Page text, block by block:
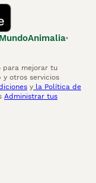
MundoAnimalia
para mejorar tu
y otros servicios
y la Política de
Administrar tus